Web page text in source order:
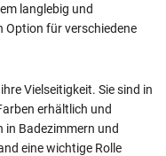
langlebig und
Option für verschiedene
Vielseitigkeit. Sie sind in
erhältlich und
in Badezimmern und
eine wichtige Rolle